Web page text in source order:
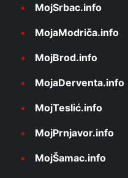
MojSrbac.info
MojaModriča.info
MojBrod.info
MojaDerventa.info
MojTeslić.info
MojPrnjavor.info
MojŠamac.info